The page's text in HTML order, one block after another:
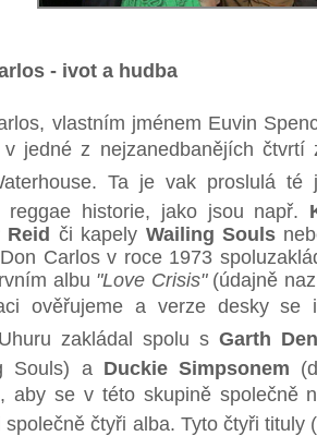
- ivot a hudba
vlastním jménem Euvin
jedné z nejzanedbanějích
Ta je vak proslulá
reggae historie, jako jsou např.
či kapely Wailing Souls
Carlos v roce 1973
albu "Love Crisis"(údajně
ověřujeme a verze desky se
zakládal spolu s Garth
Souls) a Duckie Simpsonem
aby se v této skupině společně
společně čtyři alba. Tyto čtyři tituly (